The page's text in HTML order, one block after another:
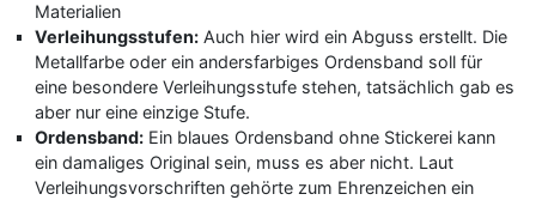
Materialien
Verleihungsstufen: Auch hier wird ein Abguss erstellt. Die
Metallfarbe oder ein andersfarbiges Ordensband soll für
eine besondere Verleihungsstufe stehen, tatsächlich gab es
aber nur eine einzige Stufe.
Ordensband: Ein blaues Ordensband ohne Stickerei kann
ein damaliges Original sein, muss es aber nicht. Laut
Verleihungsvorschriften gehörte zum Ehrenzeichen ein